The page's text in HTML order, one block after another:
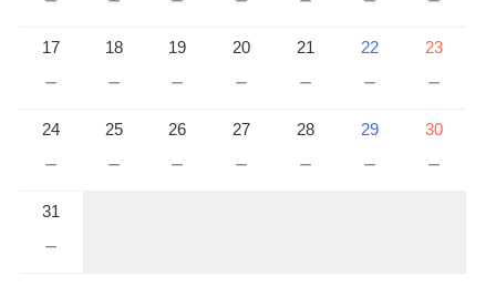
17
－
18
－
19
－
20
－
21
－
22
－
23
－
24
－
25
－
26
－
27
－
28
－
29
－
30
－
31
－